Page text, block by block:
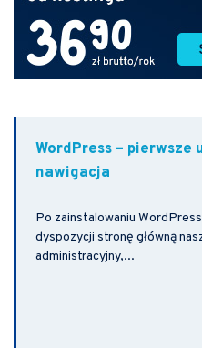
WordPress – pierwsze
nawigacja
Po zainstalowaniu
dyspozycji stronę główną
administracyjny,...